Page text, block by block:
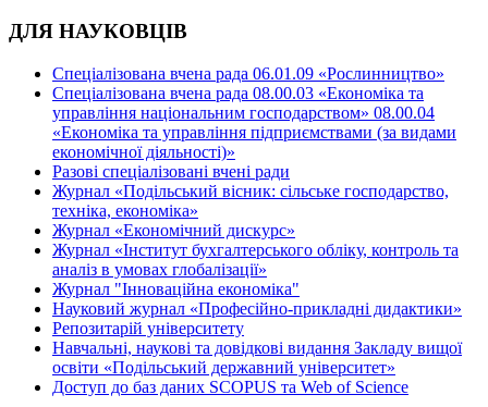
ДЛЯ НАУКОВЦІВ
Спеціалізована вчена рада 06.01.09 «Рослинництво»
Спеціалізована вчена рада 08.00.03 «Економіка та
управління національним господарством» 08.00.04
«Економіка та управління підприємствами (за видами
економічної діяльності)»
Разові спеціалізовані вчені ради
Журнал «Подільський вісник: сільське господарство,
техніка, економіка»
Журнал «Економічний дискурс»
Журнал «Інститут бухгалтерського обліку, контроль та
аналіз в умовах глобалізації»
Журнал "Інноваційна економіка"
Науковий журнал «Професійно-прикладні дидактики»
Репозитарій університету
Навчальні, наукові та довідкові видання Закладу вищої
освіти «Подільський державний університет»
Доступ до баз даних SCOPUS та Web of Science